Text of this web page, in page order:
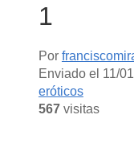
1
Por
Enviado el 11/
eróticos
567visitas